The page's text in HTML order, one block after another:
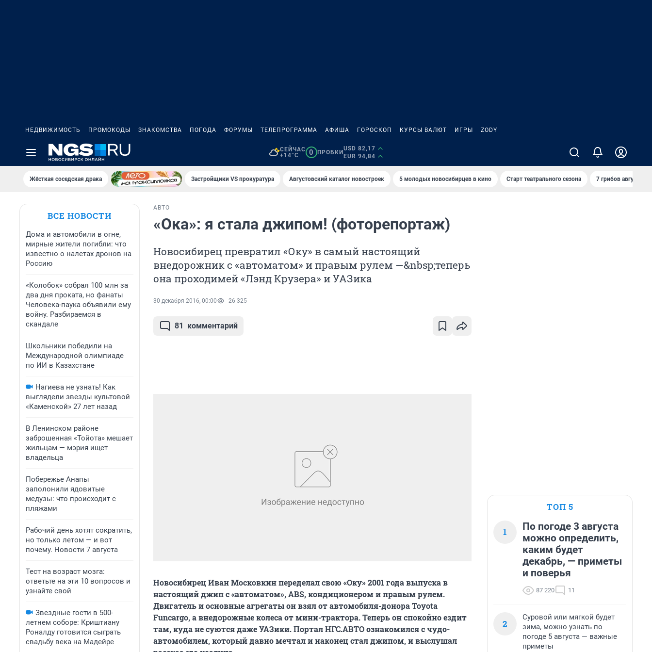
НЕДВИЖИМОСТЬ ПРОМОКОДЫ ЗНАКОМСТВА ПОГОДА ФОРУМЫ ТЕЛЕПРОГРАММА АФИША ГОРОСКОП КУРСЫ ВАЛЮТ ИГРЫ ZODY
СЕЙЧАС
+14°C
0 ПРОБКИ
USD 82,17
EUR 94,84
Жёсткая соседская драка Застройщики VS прокуратура Августовский каталог новостроек 5 молодых новосибирцев в кино Старт театрального сезона 7 грибов августа
ВСЕ НОВОСТИ
Дома и автомобили в огне,
мирные жители погибли: что
известно о налетах дронов на
Россию
«Колобок» собрал 100 млн за
два дня проката, но фанаты
Человека-паука объявили ему
войну. Разбираемся в
скандале
Школьники победили на
Международной олимпиаде
по ИИ в Казахстане
Нагиева не узнать! Как
выглядели звезды культовой
«Каменской» 27 лет назад
В Ленинском районе
заброшенная «Тойота» мешает
жильцам — мэрия ищет
владельца
Побережье Анапы
заполонили ядовитые
медузы: что происходит с
пляжами
Рабочий день хотят сократить,
но только летом — и вот
почему. Новости 7 августа
Тест на возраст мозга:
ответьте на эти 10 вопросов и
узнайте свой
Звездные гости в 500-
летнем соборе: Криштиану
Роналду готовится сыграть
свадьбу века на Мадейре
АВТО
«Ока»: я стала джипом! (фоторепортаж)
Новосибирец превратил «Оку» в самый настоящий
внедорожник с «автоматом» и правым рулем —&nbsp;теперь
она проходимей «Лэнд Крузера» и УАЗика
30 декабря 2016, 00:00 26 325
81 комментарий
Новосибирец Иван Московкин переделал свою «Оку» 2001 года выпуска в
настоящий джип с «автоматом»,ABS, кондиционером и правым рулем.
Двигатель и основные агрегаты он взял от автомобиля-донора Toyota
Funcargo, а внедорожные колеса от мини-трактора. Теперь он спокойно ездит
там, куда не суются даже УАЗики. Портал НГС.АВТО ознакомился с чудо-
автомобилем, который давно мечтал и наконец стал джипом, и выслушал
ТОП 5
1
По погоде 3 августа
можно определить,
каким будет
декабрь, — приметы
и поверья
87 220 11
2
Суровой или мягкой будет
зима, можно узнать по
погоде 5 августа — важные
приметы